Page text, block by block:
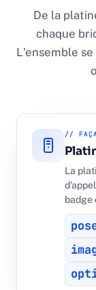
De la
chaque
L'ensemble
//
La
badge